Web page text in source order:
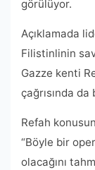
görülüyor.
Açıklamada
Filistinlinin
Gazze kenti
çağrısında da
Refah
“Böyle bir
olacağını